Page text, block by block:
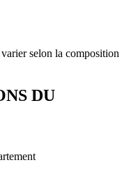
selon la composition
DU